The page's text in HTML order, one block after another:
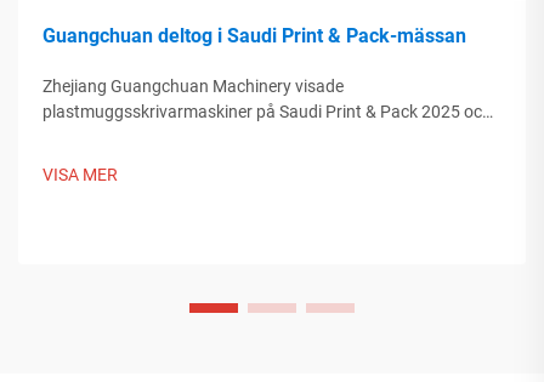
Guangchuan deltog i Saudi Print & Pack-mässan
Zhejiang Guangchuan Machinery visade
plastmuggsskrivarmaskiner på Saudi Print & Pack 2025 och
VISA MER